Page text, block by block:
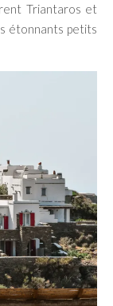
Triantaros et
étonnants petits